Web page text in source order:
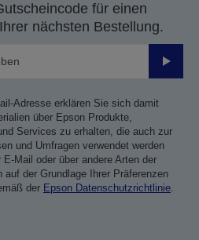
für einen
nächsten Bestellung.
Adresse erklären Sie sich damit
über Epson Produkte,
Services zu erhalten, die auch zur
und Umfragen verwendet werden
Mail oder über andere Arten der
der Grundlage Ihrer Präferenzen
der Epson Datenschutzrichtlinie.